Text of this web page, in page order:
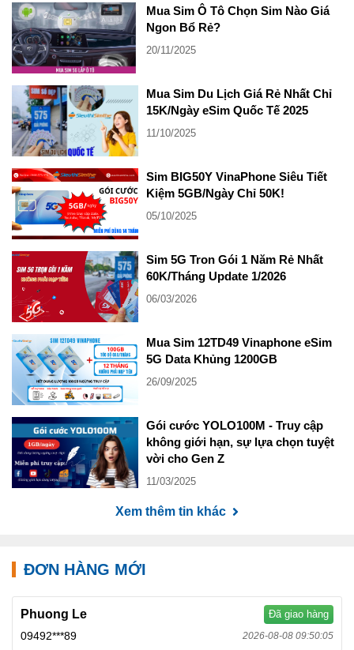
Mua Sim Ô Tô Chọn Sim Nào Giá
Ngon Bổ Rẻ?
20/11/2025
Mua Sim Du Lịch Giá Rẻ Nhất Chỉ
15K/Ngày eSim Quốc Tế 2025
11/10/2025
Sim BIG50Y VinaPhone Siêu Tiết
Kiệm 5GB/Ngày Chỉ 50K!
05/10/2025
Sim 5G Tron Gói 1 Năm Rẻ Nhất
60K/Tháng Update 1/2026
06/03/2026
Mua Sim 12TD49 Vinaphone eSim
5G Data Khủng 1200GB
26/09/2025
Gói cước YOLO100M - Truy cập
không giới hạn, sự lựa chọn tuyệt
vời cho Gen Z
11/03/2025
Xem thêm tin khác
ĐƠN HÀNG MỚI
Phuong Le Đã giao hàng
09492***89 2026-08-08 09:50:05